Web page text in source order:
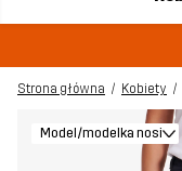
Strona główna Kobiety
Model/modelka nosi